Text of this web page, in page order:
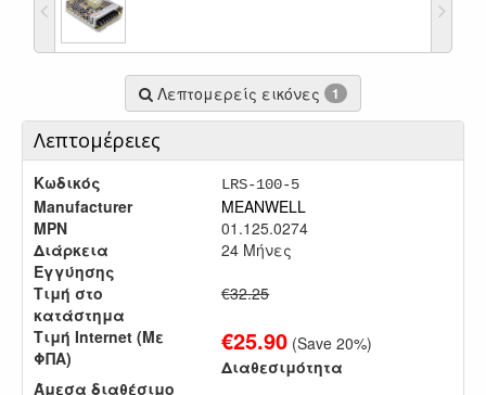
Λεπτομερείς εικόνες 1
Λεπτομέρειες
Κωδικός LRS-100-5
Manufacturer
MEANWELL
MPN
01.125.0274
Διάρκεια
Εγγύησης
24 Μήνες
Τιμή στο
κατάστημα
€32.25
Τιμή Internet (Με
ΦΠΑ)
€25.90 (Save20%)
Διαθεσιμότητα
Άμεσα διαθέσιμο